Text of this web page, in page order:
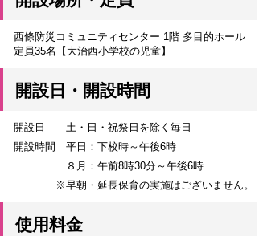
西條防災コミュニティセンター 1階 多目的ホール
定員35名【大治西小学校の児童】
開設日・開設時間
開設日 土・日・祝祭日を除く毎日
開設時間 平日：下校時～午後6時
８月：午前8時30分～午後6時
※早朝・延長保育の実施はございません。
使用料金